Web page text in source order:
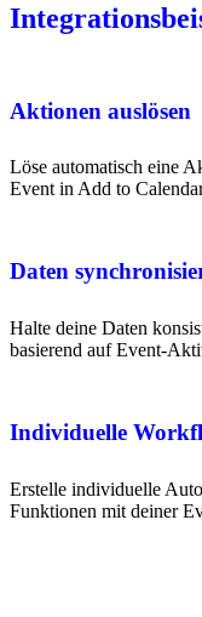
Aktionen auslösen
Löse automatisch eine
Event in Add to
Daten
Halte deine Daten
basierend auf Event-
Individuelle
Erstelle individuelle
Funktionen mit deiner